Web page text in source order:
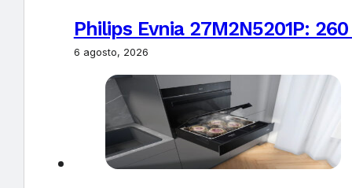
Philips Evnia 27M2N5201P:
6 agosto, 2026